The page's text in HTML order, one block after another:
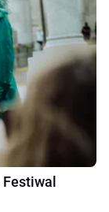
Festiwal